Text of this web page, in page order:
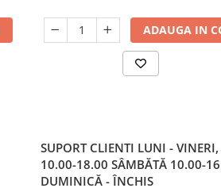
ADAUGA IN
SUPORT CLIENTI LUNI - VINERI,
10.00-18.00 SÂMBĂTĂ 10.00-
DUMINICĂ - ÎNCHIS